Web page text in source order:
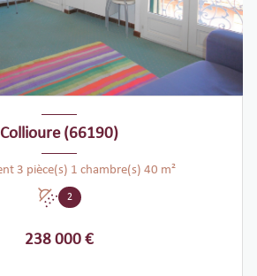
Collioure (66190)
Appartement 3 pièce(s) 1 chambre(s) 40 m²
2
238 000 €